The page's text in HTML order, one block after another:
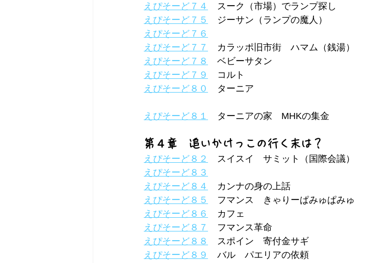
えぴそーど７４
スーク（市場）でランプ探し
えぴそーど７５
ジーサン（ランプの魔人）
えぴそーど７６
えぴそーど７７
カラッポ旧市街　ハマム（銭湯）
えぴそーど７８
ベビーサタン
えぴそーど７９
コルト
えぴそーど８０
ターニア
えぴそーど８１ ターニアの家　MHKの集金
第４章　追いかけっこの行く末は？
えぴそーど８２
スイスイ　サミット（国際会議）
えぴそーど８３
えぴそーど８４
カンナの身の上話
えぴそーど８５
フマンス
きゃりーぱみゅぱみゅ
えぴそーど８６
カフェ
えぴそーど８７
フマンス革命
えぴそーど８８
スポイン　寄付金サギ
えぴそーど８９
バル　パエリアの依頼